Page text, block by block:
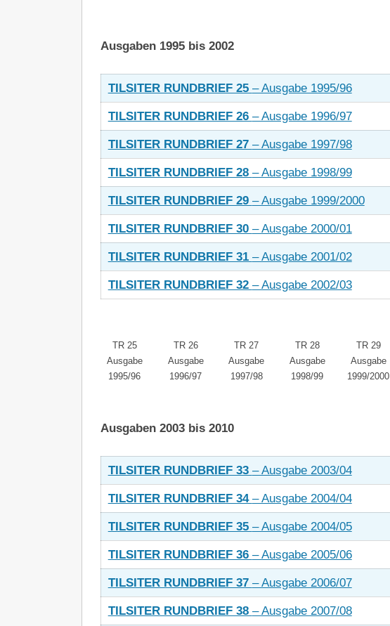
Ausgaben 1995 bis 2002
TILSITER RUNDBRIEF 25 – Ausgabe 1995/96
TILSITER RUNDBRIEF 26 – Ausgabe 1996/97
TILSITER RUNDBRIEF 27 – Ausgabe 1997/98
TILSITER RUNDBRIEF 28 – Ausgabe 1998/99
TILSITER RUNDBRIEF 29 – Ausgabe 1999/2000
TILSITER RUNDBRIEF 30 – Ausgabe 2000/01
TILSITER RUNDBRIEF 31 – Ausgabe 2001/02
TILSITER RUNDBRIEF 32 – Ausgabe 2002/03
TR 25
Ausgabe
1995/96
TR 26
Ausgabe
1996/97
TR 27
Ausgabe
1997/98
TR 28
Ausgabe
1998/99
TR 29
Ausgabe
1999/2000
Ausgaben 2003 bis 2010
TILSITER RUNDBRIEF 33 – Ausgabe 2003/04
TILSITER RUNDBRIEF 34 – Ausgabe 2004/04
TILSITER RUNDBRIEF 35 – Ausgabe 2004/05
TILSITER RUNDBRIEF 36 – Ausgabe 2005/06
TILSITER RUNDBRIEF 37 – Ausgabe 2006/07
TILSITER RUNDBRIEF 38 – Ausgabe 2007/08